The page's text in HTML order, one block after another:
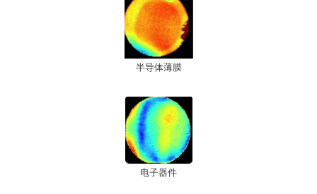
半导体薄膜
电子器件